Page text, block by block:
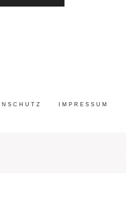
IMPRESSUM